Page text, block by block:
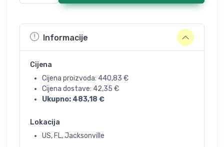
Informacije
Cijena
Cijena proizvoda: 440,83 €
Cijena dostave: 42,35 €
Ukupno: 483,18 €
Lokacija
US, FL, Jacksonville